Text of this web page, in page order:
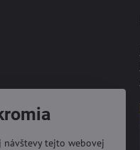
návštevy tejto webovej